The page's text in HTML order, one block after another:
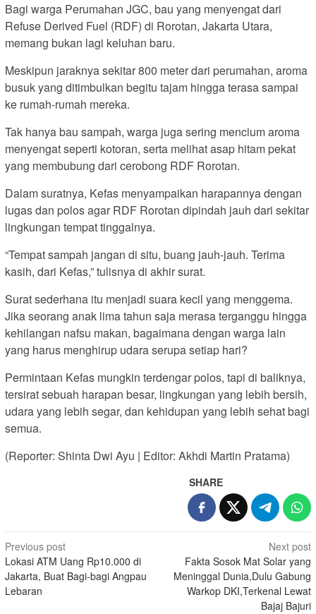
Bagi warga Perumahan JGC, bau yang menyengat dari
Refuse Derived Fuel (RDF) di Rorotan, Jakarta Utara,
memang bukan lagi keluhan baru.
Meskipun jaraknya sekitar 800 meter dari perumahan, aroma
busuk yang ditimbulkan begitu tajam hingga terasa sampai
ke rumah-rumah mereka.
Tak hanya bau sampah, warga juga sering mencium aroma
menyengat seperti kotoran, serta melihat asap hitam pekat
yang membubung dari cerobong RDF Rorotan.
Dalam suratnya, Kefas menyampaikan harapannya dengan
lugas dan polos agar RDF Rorotan dipindah jauh dari sekitar
lingkungan tempat tinggalnya.
“Tempat sampah jangan di situ, buang jauh-jauh. Terima
kasih, dari Kefas,” tulisnya di akhir surat.
Surat sederhana itu menjadi suara kecil yang menggema.
Jika seorang anak lima tahun saja merasa terganggu hingga
kehilangan nafsu makan, bagaimana dengan warga lain
yang harus menghirup udara serupa setiap hari?
Permintaan Kefas mungkin terdengar polos, tapi di baliknya,
tersirat sebuah harapan besar, lingkungan yang lebih bersih,
udara yang lebih segar, dan kehidupan yang lebih sehat bagi
semua.
(Reporter: Shinta Dwi Ayu | Editor: Akhdi Martin Pratama)
SHARE
Post
navigation
Previous post
Lokasi ATM Uang Rp10.000 di
Jakarta, Buat Bagi-bagi Angpau
Lebaran
Next post
Fakta Sosok Mat Solar yang
Meninggal Dunia,Dulu Gabung
Warkop DKI,Terkenal Lewat
Bajaj Bajuri